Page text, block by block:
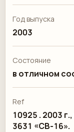
Год выпуска
2003
Состояние
в отличном
Ref
10925 . 2003
3631 «CB-16».